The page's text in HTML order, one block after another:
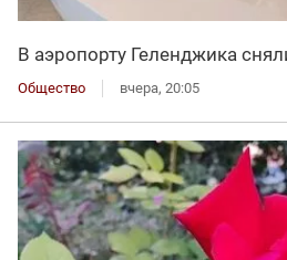
В аэропорту Геленджика
Общество вчера, 20:05